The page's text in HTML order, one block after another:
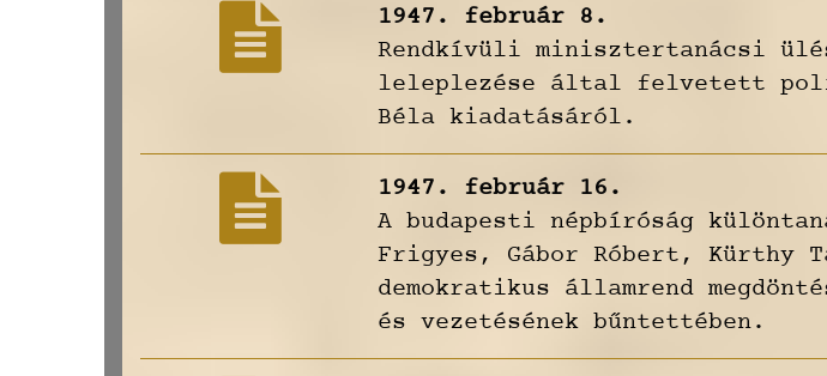
1947. február 8.
Rendkívüli minisztertanácsi ülés
leleplezése által felvetett
Béla kiadatásáról.
1947. február 16.
A budapesti népbíróság
Frigyes, Gábor Róbert, Kürthy
demokratikus államrend
és vezetésének bűntettében.